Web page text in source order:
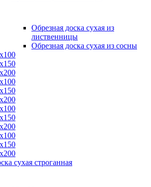
Обрезная доска сухая из
лиственницы
Обрезная доска сухая из сосны
сухая строганная